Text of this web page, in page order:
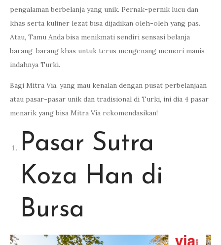
pengalaman berbelanja yang unik. Pernak-pernik lucu dan
khas serta kuliner lezat bisa dijadikan oleh-oleh yang pas.
Atau, Tamu Anda bisa menikmati sendiri sensasi belanja
barang-barang khas untuk terus mengenang memori manis
indahnya Turki.
Bagi Mitra Via, yang mau kenalan dengan pusat perbelanjaan
atau pasar-pasar unik dan tradisional di Turki, ini dia 4 pasar
menarik yang bisa Mitra Via rekomendasikan!
Pasar Sutra
Koza Han di
Bursa